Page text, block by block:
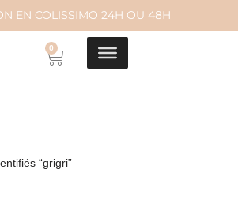
EN COLISSIMO 24H OU 48H
0
“grigri”